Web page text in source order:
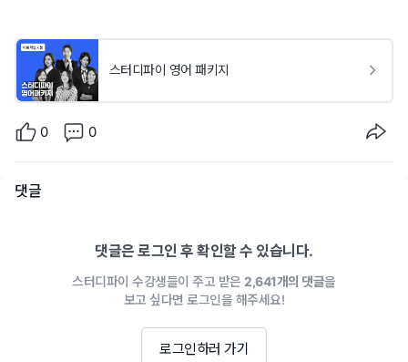
스터디파이 영어 패키지
0 0
댓글
댓글은 로그인 후 확인할 수 있습니다.
스터디파이 수강생들이 주고 받은 2,641개의 댓글을
보고 싶다면 로그인을 해주세요!
로그인하러 가기